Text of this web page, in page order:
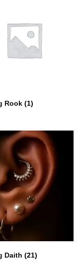
Rook (1)
Daith (21)